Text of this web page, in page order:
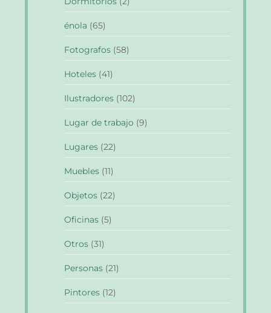
énola (65)
Fotografos (58)
Hoteles (41)
Ilustradores (102)
Lugar de trabajo (9)
Lugares (22)
Muebles (11)
Objetos (22)
Oficinas (5)
Otros (31)
Personas (21)
Pintores (12)